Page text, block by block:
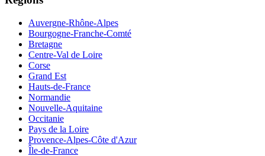
Auvergne-Rhône-Alpes
Bourgogne-Franche-Comté
Bretagne
Centre-Val de Loire
Corse
Grand Est
Hauts-de-France
Normandie
Nouvelle-Aquitaine
Occitanie
Pays de la Loire
Provence-Alpes-Côte d'Azur
Île-de-France